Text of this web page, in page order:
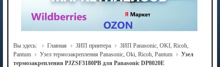
Вы здесь: Главная ЗИП принтера
ЗИП Panasonic, OKI, Ricoh,
Pantum
Узел термозакрепления Panasonic, Oki, Ricoh, Pantum
Узел
термозакрепления PJZSF3180PB для Panasonic DP8020E